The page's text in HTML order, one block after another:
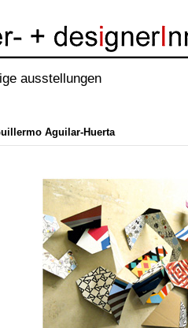
ausstellungen
Aguilar-Huerta